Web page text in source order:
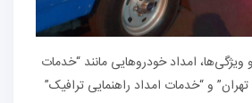
ویژگی‌ها، امداد خودروهایی مانند “خدمات
و “خدمات امداد راهنمایی ترافیک”